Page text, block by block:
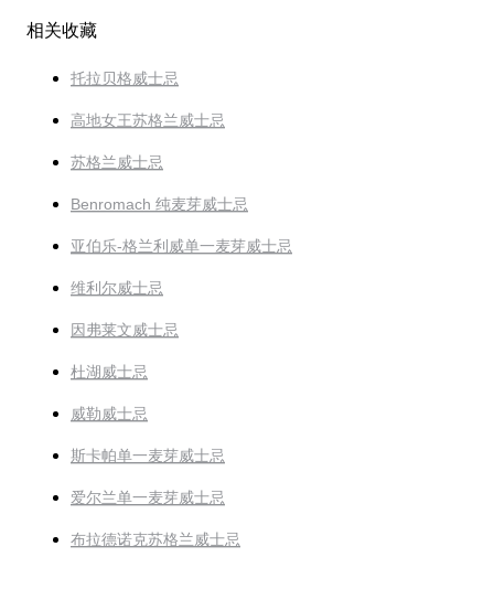
相关收藏
托拉贝格威士忌
高地女王苏格兰威士忌
苏格兰威士忌
Benromach 纯麦芽威士忌
亚伯乐-格兰利威单一麦芽威士忌
维利尔威士忌
因弗莱文威士忌
杜湖威士忌
威勒威士忌
斯卡帕单一麦芽威士忌
爱尔兰单一麦芽威士忌
布拉德诺克苏格兰威士忌